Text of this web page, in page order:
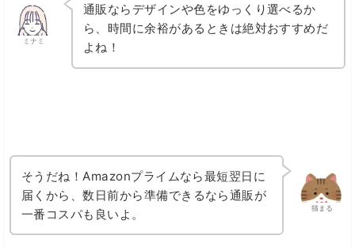
ミナミ
通販ならデザインや色をゆっくり選べるか
ら、時間に余裕があるときは絶対おすすめだ
よね！
猫まる
そうだね！Amazonプライムなら最短翌日に
届くから、数日前から準備できるなら通販が
一番コスパも良いよ。